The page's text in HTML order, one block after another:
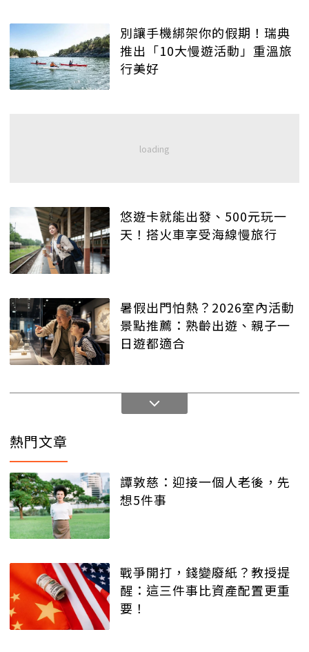
別讓手機綁架你的假期！瑞典
推出「10大慢遊活動」重溫旅
行美好
悠遊卡就能出發、500元玩一
天！搭火車享受海線慢旅行
暑假出門怕熱？2026室內活動
景點推薦：熟齡出遊、親子一
日遊都適合
熱門文章
譚敦慈：迎接一個人老後，先
想5件事
戰爭開打，錢變廢紙？教授提
醒：這三件事比資產配置更重
要！